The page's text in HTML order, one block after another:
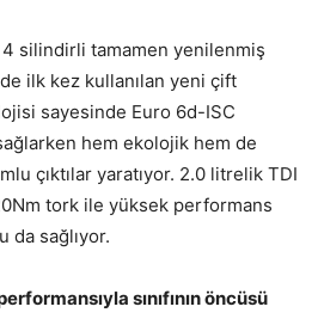
4 silindirli tamamen yenilenmiş
ilk kez kullanılan yeni çift
sayesinde Euro 6d-ISC
hem ekolojik hem de
çıktılar yaratıyor. 2.0 litrelik TDI
tork ile yüksek performans
da sağlıyor.
sınıfının öncüsü